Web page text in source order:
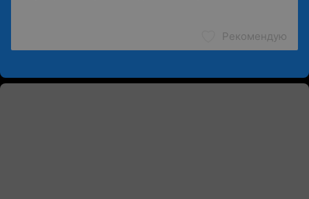
Рекомендую